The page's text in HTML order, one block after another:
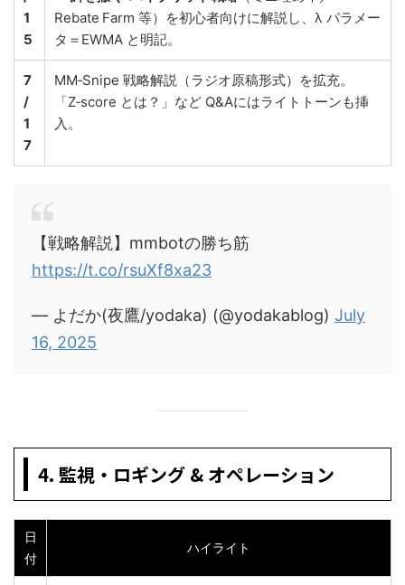
1
5
Rebate Farm 等）を初心者向けに解説し、λ パラメー
タ＝EWMA と明記。
7
/
1
7
MM‑Snipe 戦略解説（ラジオ原稿形式）を拡充。
「Z‑score とは？」など Q&Aにはライトトーンも挿
入。
【戦略解説】mmbotの勝ち筋
https://t.co/rsuXf8xa23
— よだか(夜鷹/yodaka) (@yodakablog) July
16, 2025
4. 監視・ロギング & オペレーション
日
付
ハイライト